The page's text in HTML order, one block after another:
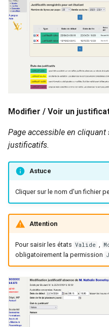
Modifier / Voir un
Page accessible en cliquant
justificatifs.
Astuce
Cliquer sur le nom d'un fichier
Attention
Pour saisir les états Valide
obligatoirement la permission